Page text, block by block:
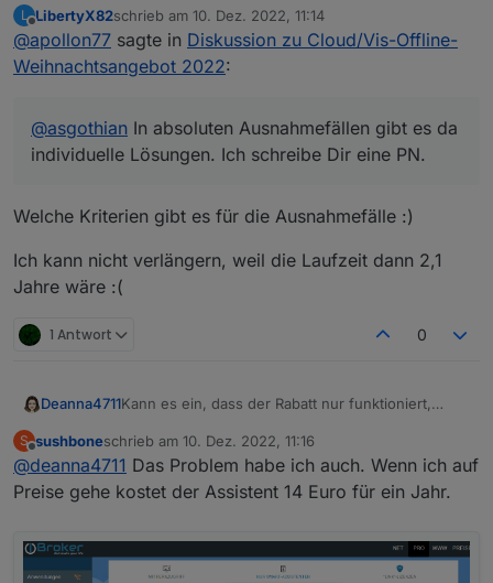
L
Offline
LibertyX82schrieb am 10. Dez. 2022, 11:14
zuletzt editiert von
@apollon77 sagte in Diskussion zu Cloud/Vis-Offline-
Weihnachtsangebot 2022:
@asgothian In absoluten Ausnahmefällen gibt es da
individuelle Lösungen. Ich schreibe Dir eine PN.
Welche Kriterien gibt es für die Ausnahmefälle :)
Ich kann nicht verlängern, weil die Laufzeit dann 2,1
Jahre wäre :(
1 Antwort 0
Deanna4711Kann es ein, dass der Rabatt nur funktioniert,
der Rabatt nicht angerechnet wird, wenn ich auf
"Nachbestellen" gehe?
Oder habe ich einen Denkfehler?
S
Offline
sushboneschrieb am 10. Dez. 2022, 11:16
zuletzt editiert von
@deanna4711 Das Problem habe ich auch. Wenn ich auf
Preise gehe kostet der Assistent 14 Euro für ein Jahr.